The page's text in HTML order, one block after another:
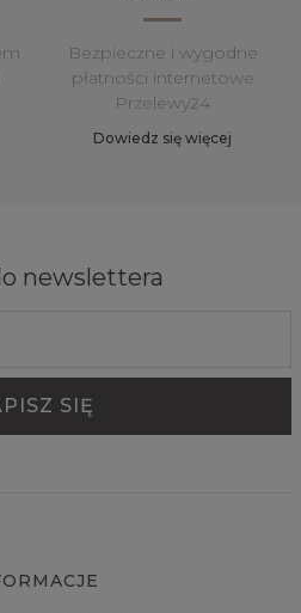
Bezpieczne i wygodne
płatności internetowe
Przelewy24
Dowiedz się więcej
newslettera